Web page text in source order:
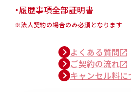
・履歴事項全部証明書
※法人契約の場合のみ必須となります
よくある質問
ご契約の流れ
キャンセル料に